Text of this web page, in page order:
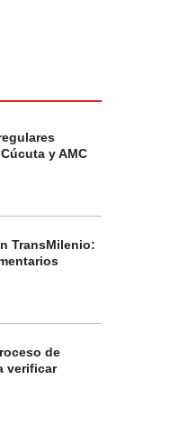
y AMC
TransMilenio:
de
verificar